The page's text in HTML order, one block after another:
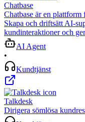
Chatbase
Chatbase är en
Skapa och driftsätt AI-
kundinteraktioner och
AI Agent
•
Kundtjänst
Talkdesk
Dirigera sömlösa